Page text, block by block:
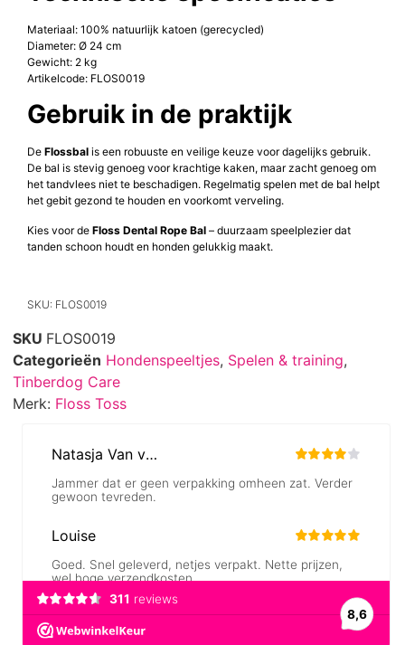
Materiaal: 100% natuurlijk katoen (gerecycled)
Diameter: Ø 24 cm
Gewicht: 2 kg
Artikelcode: FLOS0019
Gebruik in de praktijk
De Flossbal is een robuuste en veilige keuze voor dagelijks gebruik.
De bal is stevig genoeg voor krachtige kaken, maar zacht genoeg om
het tandvlees niet te beschadigen. Regelmatig spelen met de bal helpt
het gebit gezond te houden en voorkomt verveling.
Kies voor de Floss Dental Rope Bal – duurzaam speelplezier dat
tanden schoon houdt en honden gelukkig maakt.
SKU: FLOS0019
SKU FLOS0019
Categorieën Hondenspeeltjes, Spelen & training,
Tinberdog Care
Merk: Floss Toss